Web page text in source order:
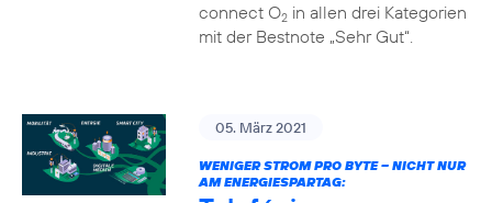
connect O2in allen drei Kategorien
mit der Bestnote „Sehr Gut“.
05. März 2021
WENIGER STROM PRO BYTE – NICHT NUR
AM ENERGIESPARTAG: